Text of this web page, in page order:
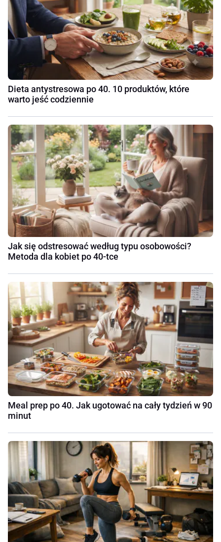
Dieta antystresowa po 40. 10 produktów, które
warto jeść codziennie
Jak się odstresować według typu osobowości?
Metoda dla kobiet po 40-tce
Meal prep po 40. Jak ugotować na cały tydzień w 90
minut